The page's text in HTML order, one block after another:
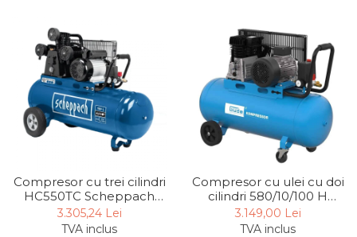
Compresor cu trei cilindri
HC550TC Scheppach
5906147902, 400 V, 3000
W, 100 L, 10 bari
3.305,24 Lei
TVA inclus
Compresor cu ulei cu doi
cilindri 580/10/100 H
Gude 50147, 3000 W, 100
L, 10 bari, 400 V
3.149,00 Lei
TVA inclus